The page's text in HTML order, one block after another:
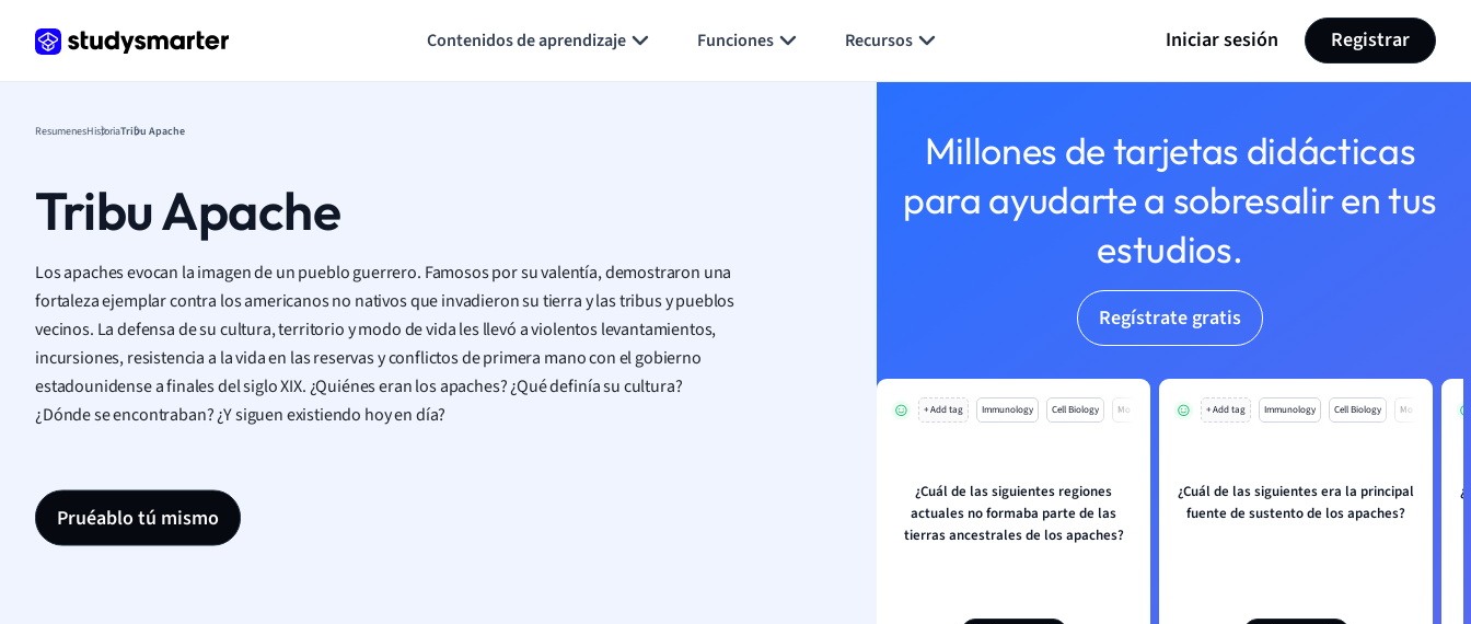
Contenidos de aprendizaje Funciones Recursos Iniciar sesión Registrar
ResumenesHistoriaTribu Apache
Tribu Apache
Los apaches evocan la imagen de un pueblo guerrero. Famosos por su valentía, demostraron una
fortaleza ejemplar contra los americanos no nativos que invadieron su tierra y las tribus y pueblos
vecinos. La defensa de su cultura, territorio y modo de vida les llevó a violentos levantamientos,
incursiones, resistencia a la vida en las reservas y conflictos de primera mano con el gobierno
estadounidense a finales del siglo XIX. ¿Quiénes eran los apaches? ¿Qué definía su cultura?
¿Dónde se encontraban? ¿Y siguen existiendo hoy en día?
Pruéablo tú mismo
Millones de tarjetas didácticas
para ayudarte a sobresalir en tus
estudios.
Regístrate gratis
+ Add tag Immunology Cell Biology Mo
¿Cuál de las siguientes regiones
actuales no formaba parte de las
tierras ancestrales de los apaches?
+ Add tag Immunology Cell Biology Mo
¿Cuál de las siguientes era la principal
fuente de sustento de los apaches?